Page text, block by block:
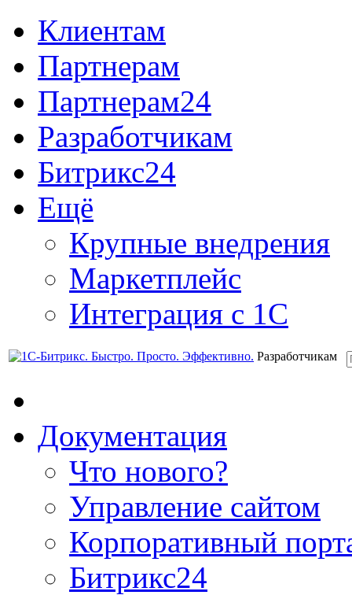
Клиентам
Партнерам
Партнерам24
Разработчикам
Битрикс24
Ещё
Крупные внедрения
Маркетплейс
Интеграция с 1С
Разработчикам
Документация
Что нового?
Управление сайтом
Корпоративный
Битрикс24